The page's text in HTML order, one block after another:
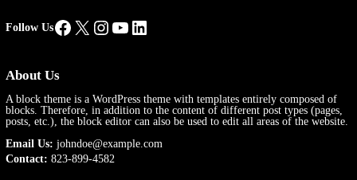
Follow UsFacebook
X Instagram
YouTube
LinkedIn
About Us
A block theme is a WordPress theme with templates entirely composed of
blocks. Therefore, in addition to the content of different post types (pages,
posts, etc.), the block editor can also be used to edit all areas of the website.
Email Us: johndoe@example.com
Contact: 823-899-4582